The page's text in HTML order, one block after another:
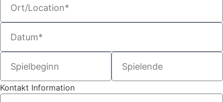
Kontakt Information